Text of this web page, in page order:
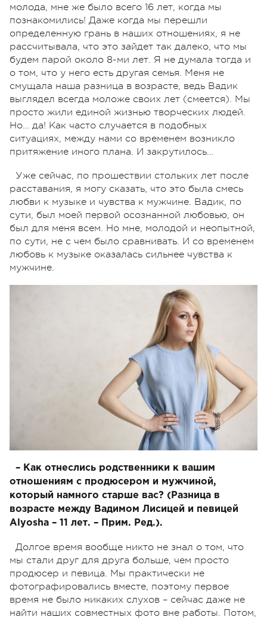
молода, мне же было всего 16 лет, когда мы
познакомились! Даже когда мы перешли
определенную грань в наших отношениях, я не
рассчитывала, что это зайдет так далеко, что мы
будем парой около 8-ми лет. Я не думала тогда и
о том, что у него есть другая семья. Меня не
смущала наша разница в возрасте, ведь Вадик
выглядел всегда моложе своих лет (смеется). Мы
просто жили единой жизнью творческих людей.
Но… да! Как часто случается в подобных
ситуациях, между нами со временем возникло
притяжение иного плана. И закрутилось…
Уже сейчас, по прошествии стольких лет после
расставания, я могу сказать, что это была смесь
любви к музыке и чувства к мужчине. Вадик, по
сути, был моей первой осознанной любовью, он
был для меня всем. Но мне, молодой и неопытной,
по сути, не с чем было сравнивать. И со временем
любовь к музыке оказалась сильнее чувства к
мужчине.
– Как отнеслись родственники к вашим
отношениям с продюсером и мужчиной,
который намного старше вас? (Разница в
возрасте между Вадимом Лисицей и певицей
Alyosha – 11 лет. – Прим. Ред.).
Долгое время вообще никто не знал о том, что
мы стали друг для друга больше, чем просто
продюсер и певица. Мы практически не
фотографировались вместе, поэтому первое
время не было никаких слухов – сейчас даже не
найти наших совместных фото вне работы. Потом,